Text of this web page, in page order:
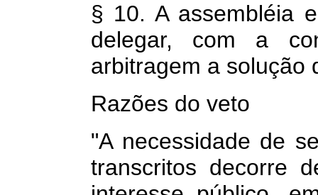
§ 10. A assembléia
delegar, com a
arbitragem a solução
Razões do veto
"A necessidade de
transcritos decorre